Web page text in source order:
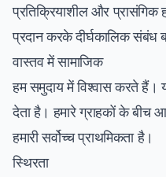
प्रतिक्रियाशील और प्रासंगिक
प्रदान करके दीर्घकालिक संबंध
वास्तव में सामाजिक
हम समुदाय में विश्वास करते हैं।
देता है। हमारे ग्राहकों के बीच
हमारी सर्वोच्च प्राथमिकता है।
स्थिरता